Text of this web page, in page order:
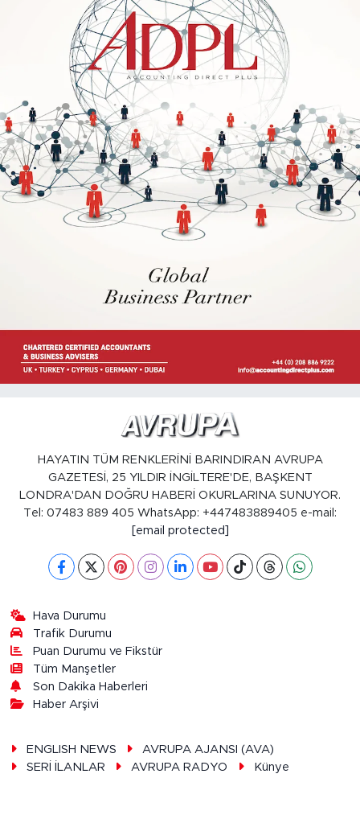
HAYATIN TÜM RENKLERİNİ BARINDIRAN AVRUPA
GAZETESİ, 25 YILDIR İNGİLTERE'DE, BAŞKENT
LONDRA'DAN DOĞRU HABERİ OKURLARINA SUNUYOR.
Tel: 07483 889 405 WhatsApp: +447483889405 e-mail:
[email protected]
Hava Durumu
Trafik Durumu
Puan Durumu ve Fikstür
Tüm Manşetler
Son Dakika Haberleri
Haber Arşivi
ENGLISH NEWS
AVRUPA AJANSI (AVA)
SERİ İLANLAR
AVRUPA RADYO Künye